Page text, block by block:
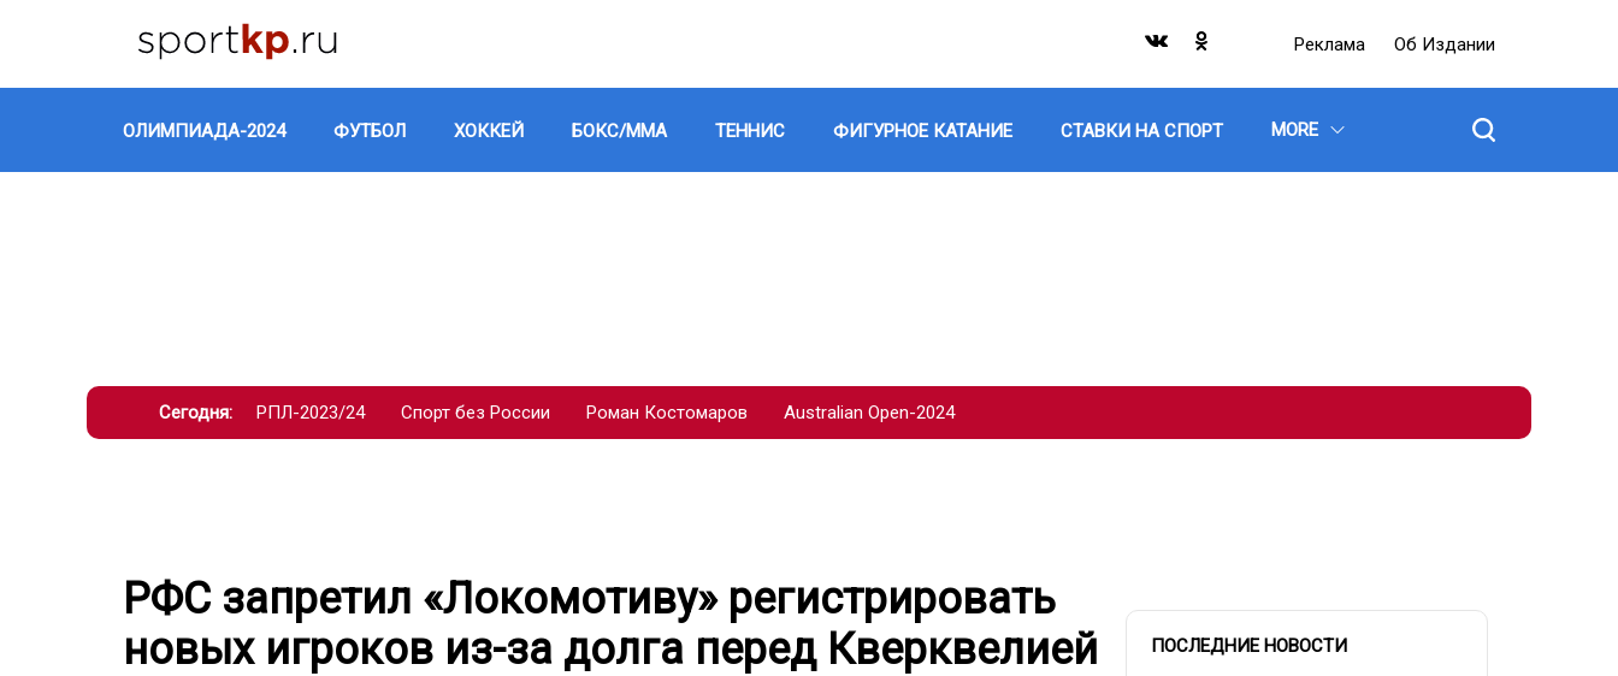
Реклама Об Издании
ОЛИМПИАДА-2024 ФУТБОЛ ХОККЕЙ БОКС/ММА ТЕННИС ФИГУРНОЕ КАТАНИЕ СТАВКИ НА СПОРТ MORE
Сегодня: РПЛ-2023/24 Спорт без России Роман Костомаров Australian Open-2024
РФС запретил «Локомотиву» регистрировать
новых игроков из-за долга перед Кверквелией
ПОСЛЕДНИЕ НОВОСТИ